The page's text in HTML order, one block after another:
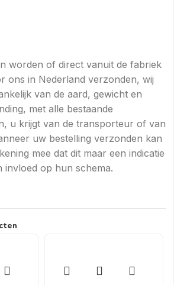
worden of direct vanuit de fabriek
ons in Nederland verzonden, wij
van de aard, gewicht en
met alle bestaande
u krijgt van de transporteur of van
uw bestelling verzonden kan
mee dat dit maar een indicatie
invloed op hun schema.